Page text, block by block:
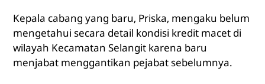
Kepala cabang yang baru, Priska, mengaku belum
mengetahui secara detail kondisi kredit macet di
wilayah Kecamatan Selangit karena baru
menjabat menggantikan pejabat sebelumnya.